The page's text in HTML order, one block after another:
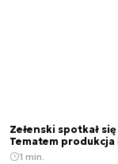
Zełenski spotkał
Tematem
1 min.